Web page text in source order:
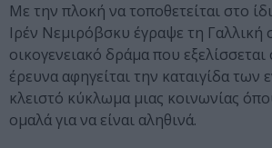
Με την πλοκή να τοποθετείται στο
Ιρέν Νεμιρόβσκυ έγραψε τη Γαλλική
οικογενειακό δράμα που
έρευνα αφηγείται την καταιγίδα των
κλειστό κύκλωμα μιας κοινωνίας
ομαλά για να είναι αληθινά.